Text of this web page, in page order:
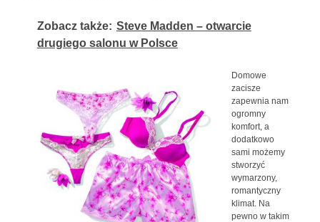
Zobacz także: Steve Madden – otwarcie
drugiego salonu w Polsce
Domowe
zacisze
zapewnia nam
ogromny
komfort, a
dodatkowo
sami możemy
stworzyć
wymarzony,
romantyczny
klimat. Na
pewno w takim